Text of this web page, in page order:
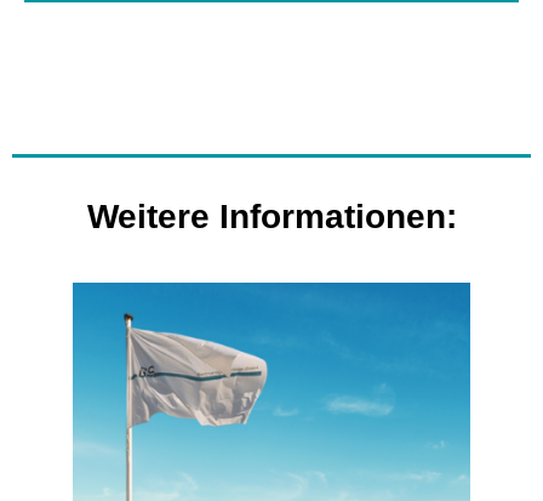
Weitere Informationen: